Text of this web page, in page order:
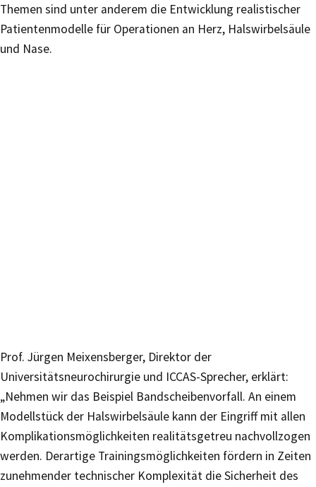
Themen sind unter anderem die Entwicklung realistischer
Patientenmodelle für Operationen an Herz, Halswirbelsäule
und Nase.
Prof. Jürgen Meixensberger, Direktor der
Universitätsneurochirurgie und ICCAS-Sprecher, erklärt:
„Nehmen wir das Beispiel Bandscheibenvorfall. An einem
Modellstück der Halswirbelsäule kann der Eingriff mit allen
Komplikationsmöglichkeiten realitätsgetreu nachvollzogen
werden. Derartige Trainingsmöglichkeiten fördern in Zeiten
zunehmender technischer Komplexität die Sicherheit des